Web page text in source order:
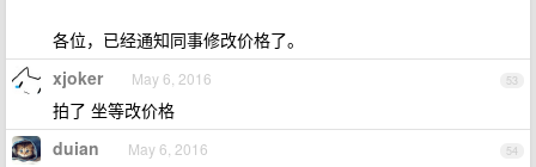
各位，已经通知同事修改价格了。
53
xjoker May 6, 2016
拍了 坐等改价格
54
duian May 6, 2016